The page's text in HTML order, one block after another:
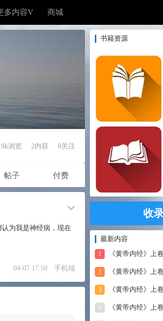
多内容V 商城
书籍资源
收
最新内容
1 《黄帝内经》上卷（24）
2 《黄帝内经》上卷（23
3 《黄帝内经》上卷（22
4 《黄帝内经》上卷（21
浏览 2内容 0关注
帖子 付费
为我是神经病，现在
04-07 17:50 手机端